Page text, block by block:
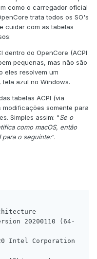
como o carregador oficial
trata todos os SO's
cuidar com as tabelas
dentro do OpenCore (ACPI
pequenas, mas não são
eles resolvem um
tela azul no Windows.
tabelas ACPI (via
modificações somente para
Simples assim: "Se o
como macOS, então
para o seguinte:".